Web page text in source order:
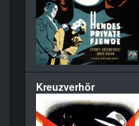
Kreuzverhör